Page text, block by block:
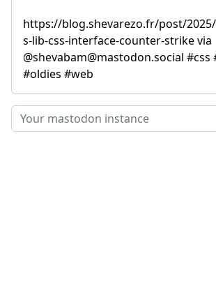
https://blog.shevarezo.fr/post/
s-lib-css-interface-counter-strike via
@shevabam@mastodon.social #css
#oldies #web